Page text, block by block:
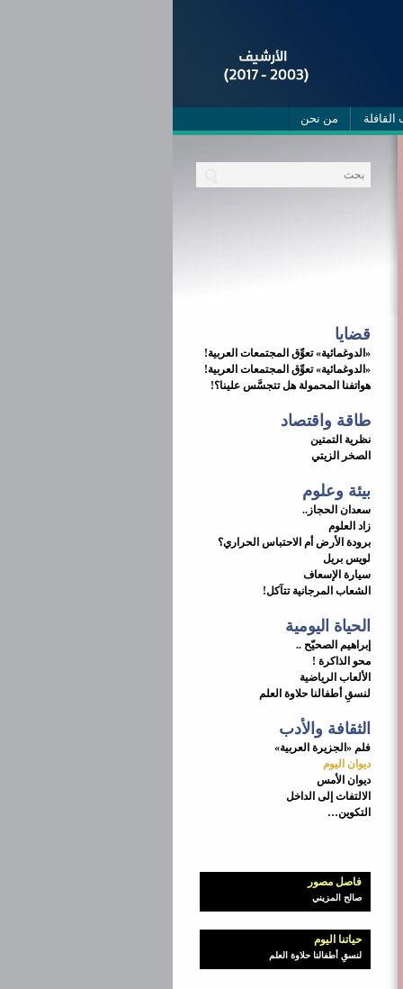
القافلة من نحن
قضايا
«الدوغمائية» تعوِّق المجتمعات العربية!
«الدوغمائية» تعوِّق المجتمعات العربية!
هواتفنا المحمولة هل تتجسَّس علينا؟!
طاقة واقتصاد
نظرية التمتين
الصخر الزيتي
بيئة وعلوم
سعدان الحجاز..
زاد العلوم
برودة الأرض أم الاحتباس الحراري؟
لويس بريل
سيارة الإسعاف
الشعاب المرجانية تتآكل!
الحياة اليومية
إبراهيم الصحيّح ..
محو الذاكرة !
الألعاب الرياضية
لنسقِ أطفالنا حلاوة العلم
الثقافة والأدب
فلم «الجزيرة العربية»
ديوان اليوم
ديوان الأمس
الالتفات إلى الداخل
التكوين…
فاصل مصور
صالح المزيني
حياتنا اليوم
لنسقِ أطفالنا حلاوة العلم